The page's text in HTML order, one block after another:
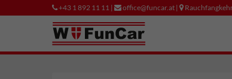
+43 1 892 11 11 | office@funcar.at |